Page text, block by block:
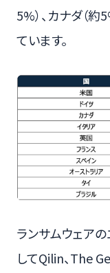
5%）、カナダ（約
ています。
ランサムウェア
してQilin、The